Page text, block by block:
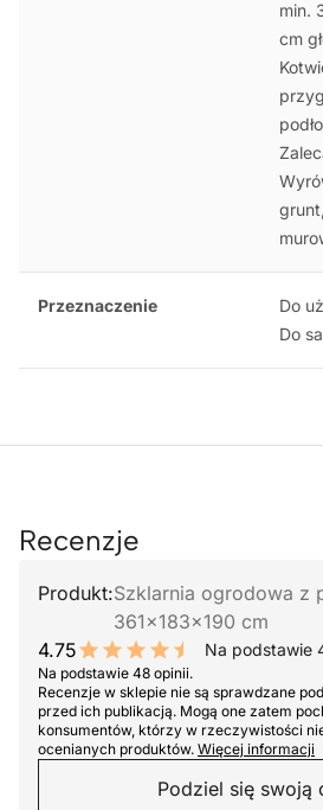
min.
cm
Przeznaczenie
Do
Do
Recenzje
Produkt:Szklarnia ogrodowa z
361x183x190 cm
4.75
9.5 out of 10 stars
Na podstawie
Na podstawie 48 opinii.
Recenzje w sklepie nie są sprawdzane
przed ich publikacją. Mogą one zatem
konsumentów, którzy w rzeczywistości
ocenianych produktów. Więcej informacji
Podziel się swoją